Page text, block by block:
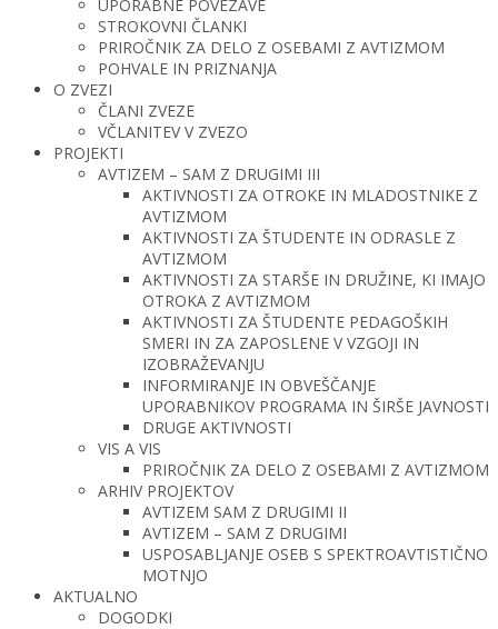
UPORABNE POVEZAVE
STROKOVNI ČLANKI
PRIROČNIK ZA DELO Z OSEBAMI Z AVTIZMOM
POHVALE IN PRIZNANJA
O ZVEZI
ČLANI ZVEZE
VČLANITEV V ZVEZO
PROJEKTI
AVTIZEM – SAM Z DRUGIMI III
AKTIVNOSTI ZA OTROKE IN MLADOSTNIKE Z
AVTIZMOM
AKTIVNOSTI ZA ŠTUDENTE IN ODRASLE Z
AVTIZMOM
AKTIVNOSTI ZA STARŠE IN DRUŽINE, KI IMAJO
OTROKA Z AVTIZMOM
AKTIVNOSTI ZA ŠTUDENTE PEDAGOŠKIH
SMERI IN ZA ZAPOSLENE V VZGOJI IN
IZOBRAŽEVANJU
INFORMIRANJE IN OBVEŠČANJE
UPORABNIKOV PROGRAMA IN ŠIRŠE JAVNOSTI
DRUGE AKTIVNOSTI
VIS A VIS
PRIROČNIK ZA DELO Z OSEBAMI Z AVTIZMOM
ARHIV PROJEKTOV
AVTIZEM SAM Z DRUGIMI II
AVTIZEM – SAM Z DRUGIMI
USPOSABLJANJE OSEB S SPEKTROAVTISTIČNO
MOTNJO
AKTUALNO
DOGODKI